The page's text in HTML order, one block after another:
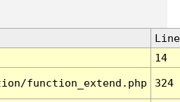
Line
14
function_extend.php 324